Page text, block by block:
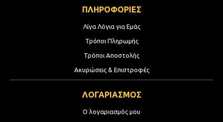
ΠΛΗΡΟΦΟΡΙΕΣ
Λίγα Λόγια για Εμάς
Τρόποι Πληρωμής
Τρόποι Αποστολής
Ακυρώσεις & Επιστροφές
ΛΟΓΑΡΙΑΣΜΟΣ
Ο λογαριασμός μου